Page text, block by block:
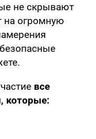
не скрывают
на огромную
все
которые: